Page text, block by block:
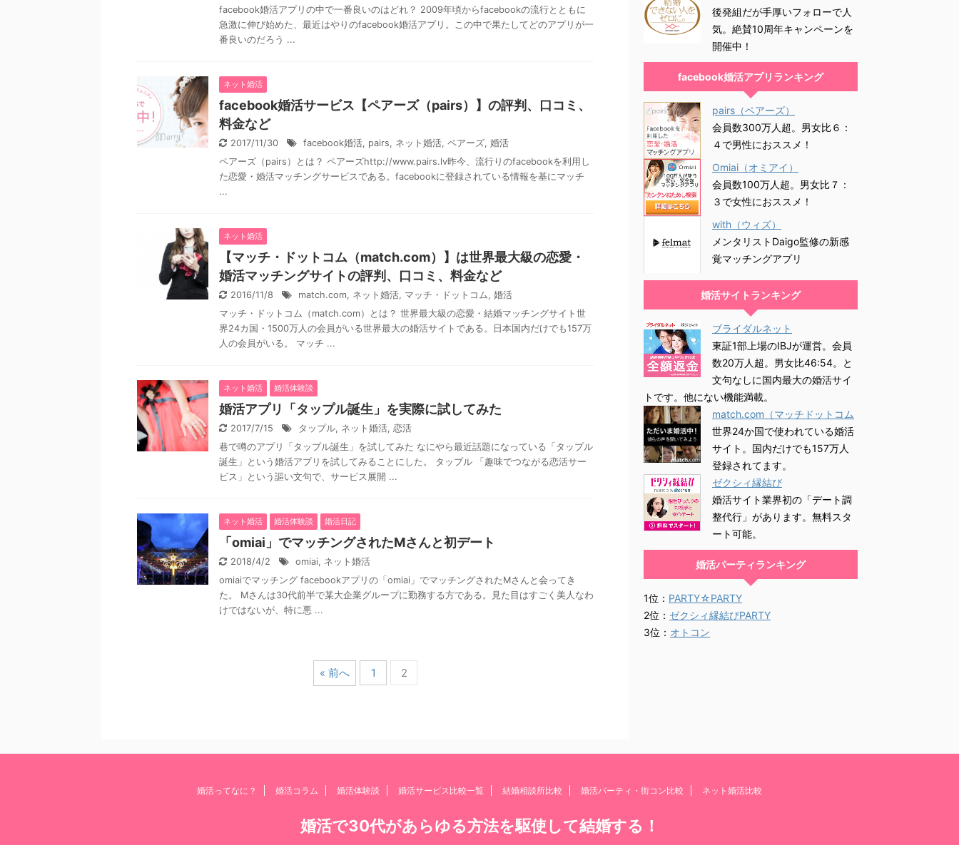
facebook婚活アプリの中で一番良いのはどれ？ 2009年頃からfacebookの流行とともに
急激に伸び始めた、最近はやりのfacebook婚活アプリ。この中で果たしてどのアプリが一
番良いのだろう ...
ネット婚活
facebook婚活サービス【ペアーズ（pairs）】の評判、口コミ、
料金など
2017/11/30 facebook婚活, pairs, ネット婚活, ペアーズ, 婚活
ペアーズ（pairs）とは？ ペアーズhttp://www.pairs.lv昨今、流行りのfacebookを利用し
た恋愛・婚活マッチングサービスである。facebookに登録されている情報を基にマッチ
...
ネット婚活
【マッチ・ドットコム（match.com）】は世界最大級の恋愛・
婚活マッチングサイトの評判、口コミ、料金など
2016/11/8 match.com, ネット婚活, マッチ・ドットコム, 婚活
マッチ・ドットコム（match.com）とは？ 世界最大級の恋愛・結婚マッチングサイト世
界24カ国・1500万人の会員がいる世界最大の婚活サイトである。日本国内だけでも157万
人の会員がいる。 マッチ ...
ネット婚活 婚活体験談
婚活アプリ「タップル誕生」を実際に試してみた
2017/7/15 タップル, ネット婚活, 恋活
巷で噂のアプリ「タップル誕生」を試してみた なにやら最近話題になっている「タップル
誕生」という婚活アプリを試してみることにした。 タップル 「趣味でつながる恋活サー
ビス」という謳い文句で、サービス展開 ...
ネット婚活 婚活体験談 婚活日記
「omiai」でマッチングされたMさんと初デート
2018/4/2 omiai, ネット婚活
omiaiでマッチング facebookアプリの「omiai」でマッチングされたMさんと会ってき
た。 Mさんは30代前半で某大企業グループに勤務する方である。見た目はすごく美人なわ
けではないが、特に悪 ...
« 前へ 1 2
後発組だが手厚いフォローで人
気。絶賛10周年キャンペーンを
開催中！
facebook婚活アプリランキング
pairs（ペアーズ）
会員数300万人超。男女比６：
４で男性におススメ！
Omiai（オミアイ）
会員数100万人超。男女比７：
３で女性におススメ！
with（ウィズ）
メンタリストDaigo監修の新感
覚マッチングアプリ
婚活サイトランキング
ブライダルネット
東証1部上場のIBJが運営。会員
数20万人超。男女比46:54。と
文句なしに国内最大の婚活サイ
トです。他にない機能満載。
match.com（マッチドットコム
世界24か国で使われている婚活
サイト。国内だけでも157万人
登録されてます。
ゼクシィ縁結び
婚活サイト業界初の「デート調
整代行」があります。無料スタ
ート可能。
婚活パーティランキング
1位： PARTY☆PARTY
2位： ゼクシィ縁結びPARTY
3位： オトコン
婚活ってなに？ 婚活コラム 婚活体験談 婚活サービス比較一覧 結婚相談所比較 婚活パーティ・街コン比較 ネット婚活比較
婚活で30代があらゆる方法を駆使して結婚する！